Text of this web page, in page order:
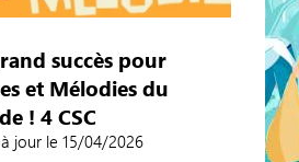
succès pour
et Mélodies du
! 4 CSC
jour le 15/04/2026